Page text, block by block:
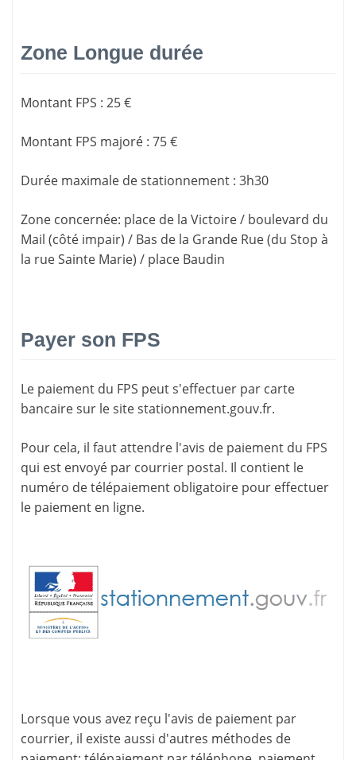
Zone Longue durée
Montant FPS : 25 €
Montant FPS majoré : 75 €
Durée maximale de stationnement : 3h30
Zone concernée: place de la Victoire / boulevard du
Mail (côté impair) / Bas de la Grande Rue (du Stop à
la rue Sainte Marie) / place Baudin
Payer son FPS
Le paiement du FPS peut s'effectuer par carte
bancaire sur le sitestationnement.gouv.fr.
Pour cela, il faut attendre l'avis de paiement du FPS
qui est envoyé par courrier postal. Il contient le
numéro de télépaiement obligatoire pour effectuer
le paiement en ligne.
Lorsque vous avez reçu l'avis de paiement par
courrier, il existe aussi d'autres méthodes de